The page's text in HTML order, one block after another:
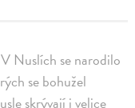
Nuslích se narodilo
se bohužel
skrývají i velice